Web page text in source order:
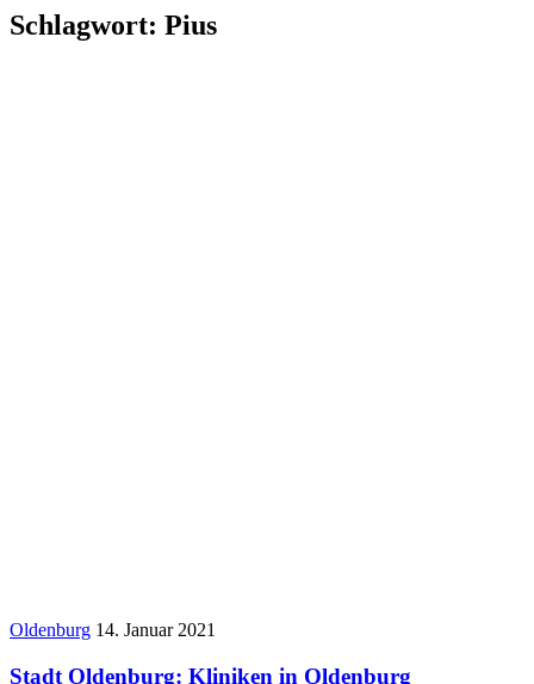
Schlagwort: Pius
Oldenburg 14. Januar 2021
Stadt Oldenburg: Kliniken in Oldenburg